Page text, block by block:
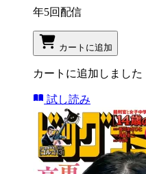
年5回配信
カートに追加
カートに追加しました
試し読み